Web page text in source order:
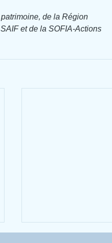
de la Région
et de la SOFIA-Actions